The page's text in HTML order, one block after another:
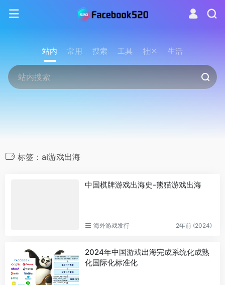
站内 常用 搜索 工具 社区 生活
标签：ai游戏出海
中国棋牌游戏出海史-熊猫游戏出海
海外游戏发行 2年前 (2024)
2024年中国游戏出海完成系统化成熟
化国际化标准化